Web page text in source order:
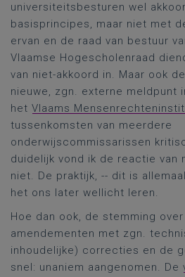
universiteitsbesturen wel
basisprincipes, maar niet met
ervan en de raad van bestuur
Vlaamse Hogescholenraad
van niet-akkoord in. Maar ook
nieuwe, zgn. externe meldpunt
het Vlaams
tussenkomsten van meerdere
onderwijscommissarissen
duidelijk vond ik de reactie van
niet. De praktijk, -- dit is
het ons later wellicht leren.
Hoe dan ook, de stemming
amendementen met zgn.
inhoudelijke) correcties en de
snel: unaniem aangenomen. De